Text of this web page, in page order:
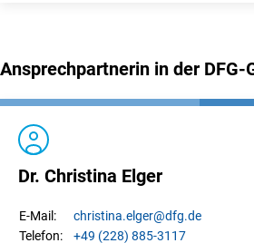
Ansprechpartnerin in der
Dr. Christina Elger
E-Mail: christina.elger@dfg.de
Telefon:
+49 (228) 885-3117